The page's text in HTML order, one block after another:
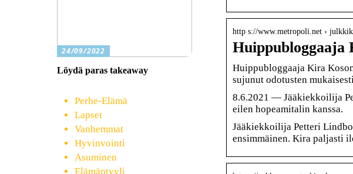
http s://www.metropoli.net ›
Huippubloggaaja Kira
sujunut odotusten
8.6.2021 — Jääkiekkoilija
eilen hopeamitalin kanssa.
Jääkiekkoilija Petteri
ensimmäinen. Kira paljasti
24/09/2022
Löydä paras takeaway
Perhe-Elämä
Lapset
Vanhemmat
Hyvinvointi
Asuminen
Elämäntyyli